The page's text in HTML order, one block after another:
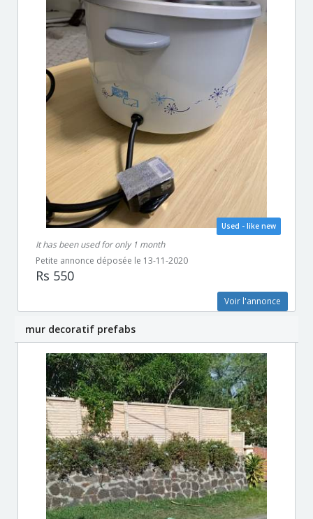
Used - like new
It has been used for only 1 month
Petite annonce déposée le 13-11-2020
Rs 550
Voir l'annonce
mur decoratif prefabs